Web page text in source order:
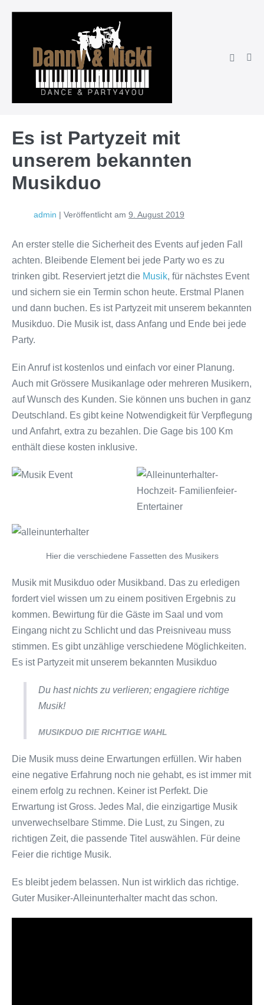
Suche-
Es ist Partyzeit mit
unserem bekannten
Musikduo
admin | Veröffentlicht am 9. August 2019
An erster stelle die Sicherheit des Events auf jeden Fall
achten. Bleibende Element bei jede Party wo es zu
trinken gibt. Reserviert jetzt die Musik, für nächstes Event
und sichern sie ein Termin schon heute. Erstmal Planen
und dann buchen. Es ist Partyzeit mit unserem bekannten
Musikduo. Die Musik ist, dass Anfang und Ende bei jede
Party.
Ein Anruf ist kostenlos und einfach vor einer Planung.
Auch mit Grössere Musikanlage oder mehreren Musikern,
auf Wunsch des Kunden. Sie können uns buchen in ganz
Deutschland. Es gibt keine Notwendigkeit für Verpflegung
und Anfahrt, extra zu bezahlen. Die Gage bis 100 Km
enthält diese kosten inklusive.
Hier die verschiedene Fassetten des Musikers
Musik mit Musikduo oder Musikband. Das zu erledigen
fordert viel wissen um zu einem positiven Ergebnis zu
kommen. Bewirtung für die Gäste im Saal und vom
Eingang nicht zu Schlicht und das Preisniveau muss
stimmen. Es gibt unzählige verschiedene Möglichkeiten.
Es ist Partyzeit mit unserem bekannten Musikduo
Du hast nichts zu verlieren; engagiere richtige
Musik!
MUSIKDUO DIE RICHTIGE WAHL
Die Musik muss deine Erwartungen erfüllen. Wir haben
eine negative Erfahrung noch nie gehabt, es ist immer mit
einem erfolg zu rechnen. Keiner ist Perfekt. Die
Erwartung ist Gross. Jedes Mal, die einzigartige Musik
unverwechselbare Stimme. Die Lust, zu Singen, zu
richtigen Zeit, die passende Titel auswählen. Für deine
Feier die richtige Musik.
Es bleibt jedem belassen. Nun ist wirklich das richtige.
Guter Musiker-Alleinunterhalter macht das schon.